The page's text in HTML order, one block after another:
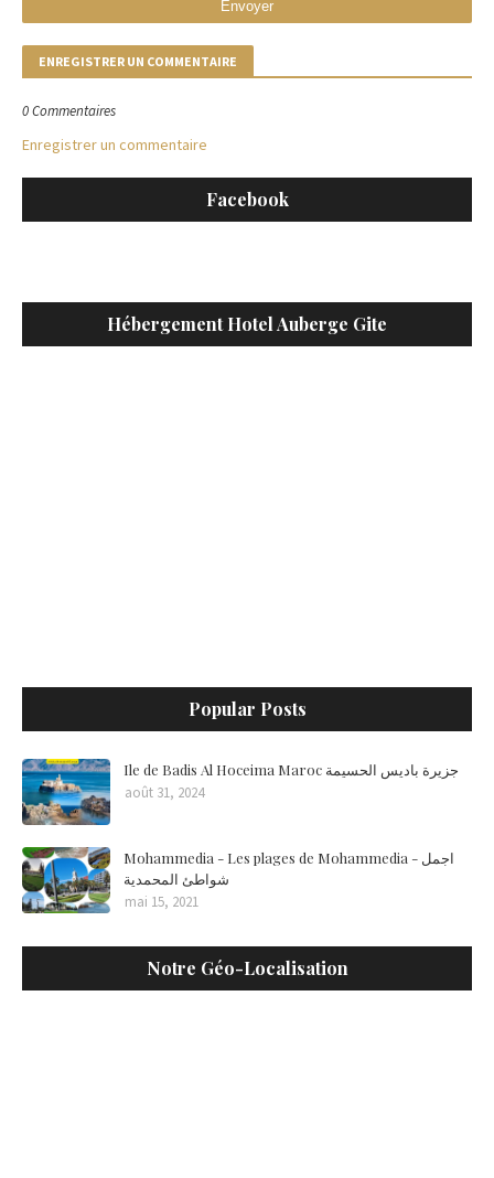
ENREGISTRER UN COMMENTAIRE
0 Commentaires
Enregistrer un commentaire
Facebook
Hébergement Hotel Auberge Gite
Popular Posts
Ile de Badis Al Hoceima Maroc جزيرة باديس الحسيمة
août 31, 2024
Mohammedia - Les plages de Mohammedia - اجمل
شواطئ المحمدية
mai 15, 2021
Notre Géo-Localisation